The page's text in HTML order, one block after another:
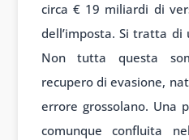
circa € 19 miliardi di
dell’imposta. Si tratta
Non tutta questa
recupero di evasione,
errore grossolano. Una
comunque confluita